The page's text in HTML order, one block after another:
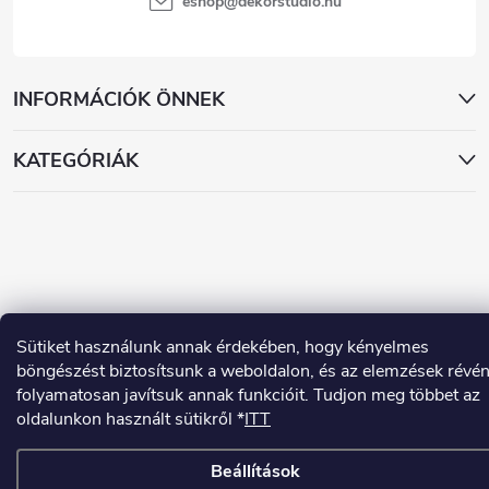
Sütiket használunk annak érdekében, hogy kényelmes
böngészést biztosítsunk a weboldalon, és az elemzések révén
folyamatosan javítsuk annak funkcióit. Tudjon meg többet az
oldalunkon használt sütikről *ITT
Beállítások
INFORMÁCIÓK ÖNNEK
KATEGÓRIÁK
Shoptet készítette